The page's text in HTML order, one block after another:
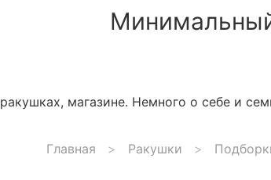
магазине. Немного о себе и
Главная Ракушки